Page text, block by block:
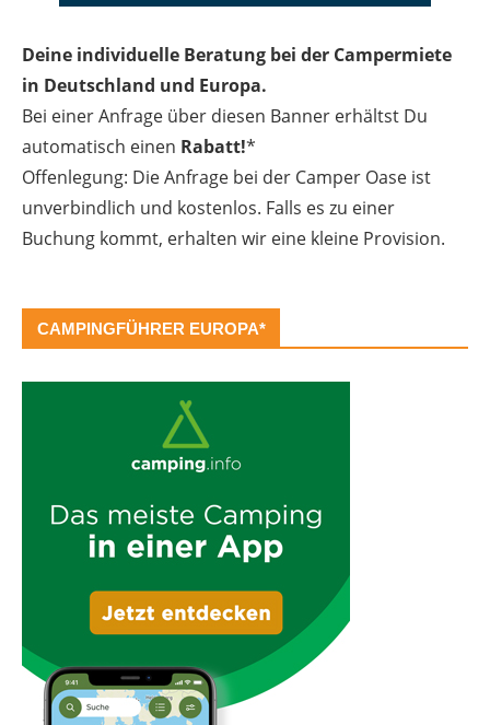
Deine individuelle Beratung bei der Campermiete
in Deutschland und Europa.
Bei einer Anfrage über diesen Banner erhältst Du
automatisch einen Rabatt!*
Offenlegung: Die Anfrage bei der Camper Oase ist
unverbindlich und kostenlos. Falls es zu einer
Buchung kommt, erhalten wir eine kleine Provision.
CAMPINGFÜHRER EUROPA*